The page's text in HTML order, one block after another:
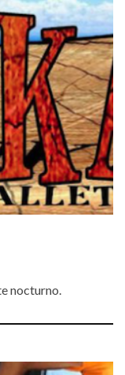
nocturno.